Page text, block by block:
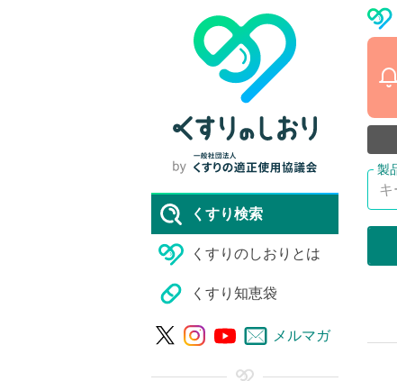
くすり検索
くすりのしおりとは
くすり知恵袋
メルマガ